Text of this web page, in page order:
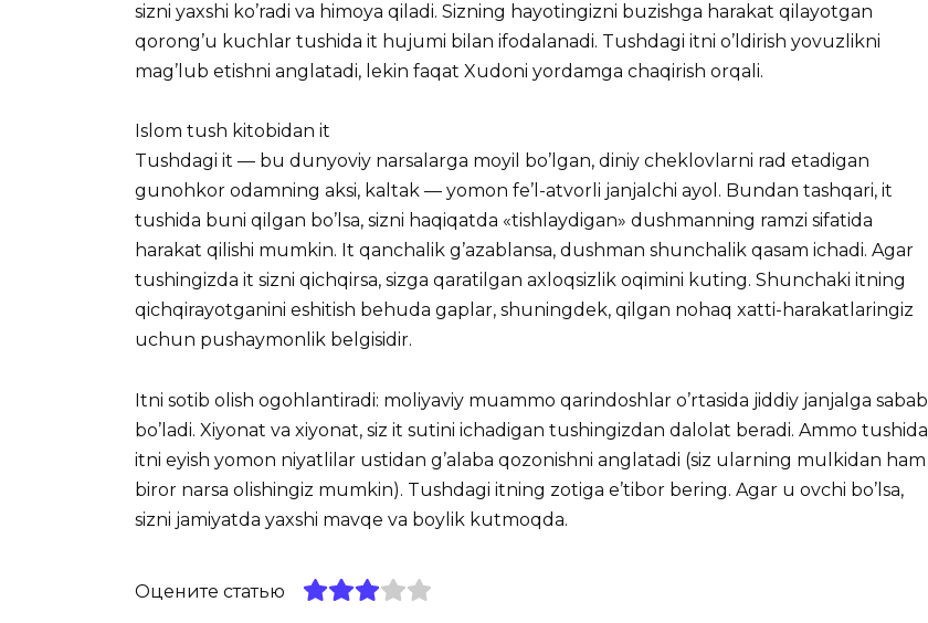
sizni yaxshi ko’radi va himoya qiladi. Sizning hayotingizni buzishga harakat qilayotgan
qorong’u kuchlar tushida it hujumi bilan ifodalanadi. Tushdagi itni o’ldirish yovuzlikni
mag’lub etishni anglatadi, lekin faqat Xudoni yordamga chaqirish orqali.
Islom tush kitobidan it
Tushdagi it — bu dunyoviy narsalarga moyil bo’lgan, diniy cheklovlarni rad etadigan
gunohkor odamning aksi, kaltak — yomon fe’l-atvorli janjalchi ayol. Bundan tashqari, it
tushida buni qilgan bo’lsa, sizni haqiqatda «tishlaydigan» dushmanning ramzi sifatida
harakat qilishi mumkin. It qanchalik g’azablansa, dushman shunchalik qasam ichadi. Agar
tushingizda it sizni qichqirsa, sizga qaratilgan axloqsizlik oqimini kuting. Shunchaki itning
qichqirayotganini eshitish behuda gaplar, shuningdek, qilgan nohaq xatti-harakatlaringiz
uchun pushaymonlik belgisidir.
Itni sotib olish ogohlantiradi: moliyaviy muammo qarindoshlar o’rtasida jiddiy janjalga sabab
bo’ladi. Xiyonat va xiyonat, siz it sutini ichadigan tushingizdan dalolat beradi. Ammo tushida
itni eyish yomon niyatlilar ustidan g’alaba qozonishni anglatadi (siz ularning mulkidan ham
biror narsa olishingiz mumkin). Tushdagi itning zotiga e’tibor bering. Agar u ovchi bo’lsa,
sizni jamiyatda yaxshi mavqe va boylik kutmoqda.
Оцените статью